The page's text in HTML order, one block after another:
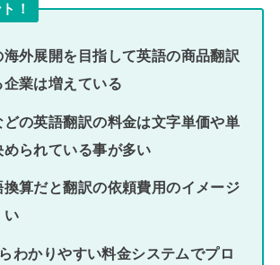
！
海外展開を目指して英語の商品翻訳
企業は増えている
どの英語翻訳の料金は文字単価や単
められている事が多い
換算だと翻訳の依頼費用のイメージ
い
わかりやすい料金システムでプロ